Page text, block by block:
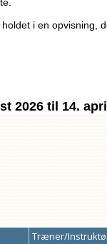
i en opvisning,
2026 til 14.
Træner/